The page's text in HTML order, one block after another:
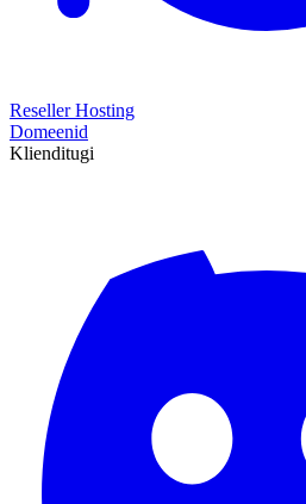
Reseller Hosting
Domeenid
Klienditugi